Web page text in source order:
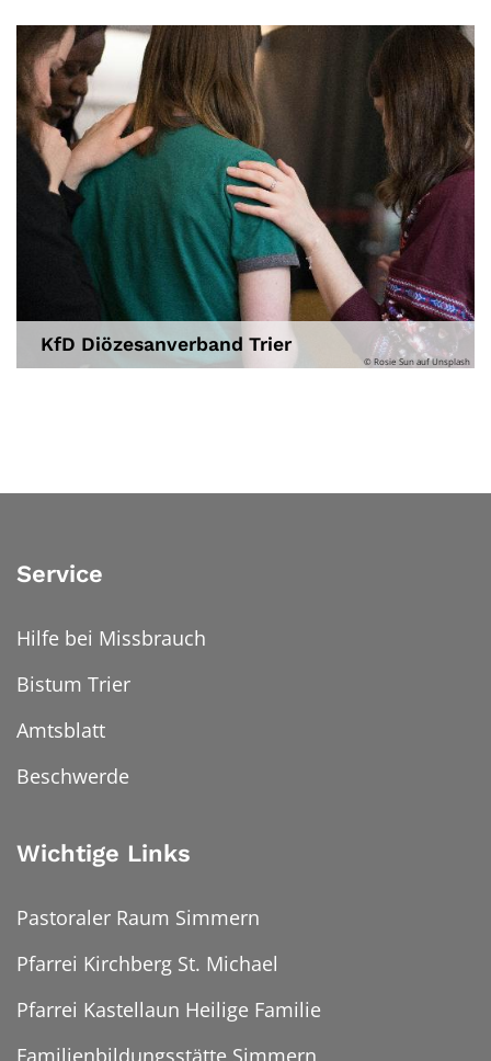
KfD Diözesanverband Trier
© Rosie Sun auf Unsplash
Service
Hilfe bei Missbrauch
Bistum Trier
Amtsblatt
Beschwerde
Wichtige Links
Pastoraler Raum Simmern
Pfarrei Kirchberg St. Michael
Pfarrei Kastellaun Heilige Familie